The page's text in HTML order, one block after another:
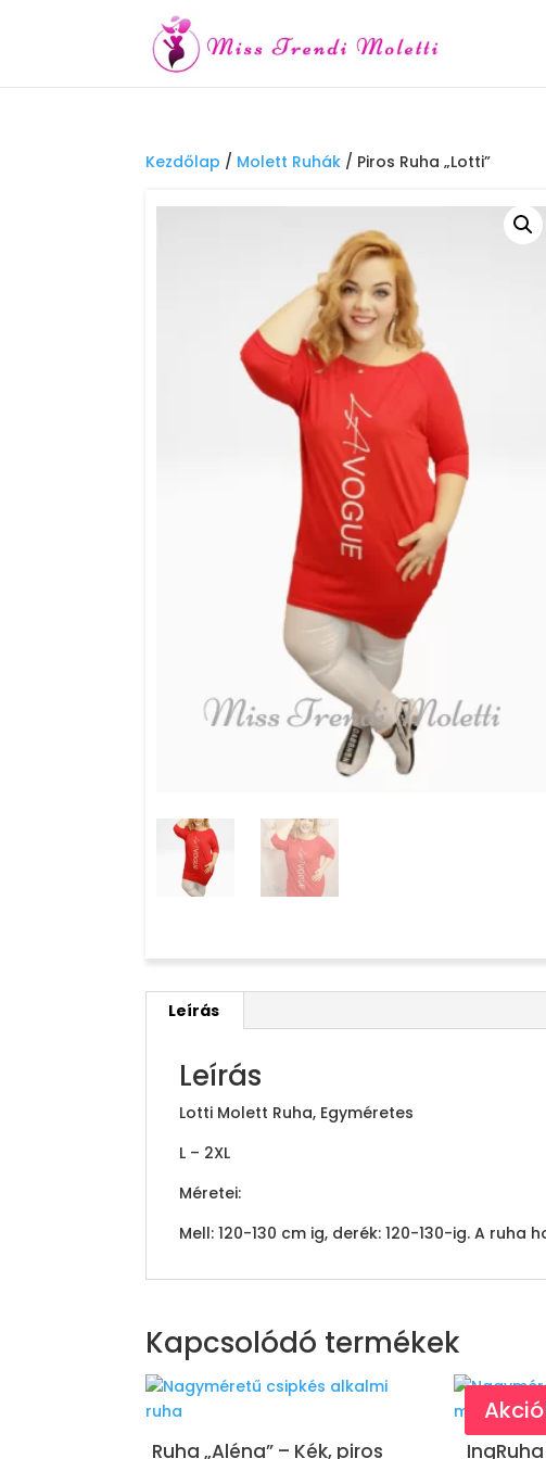
Kezdőlap / Molett Ruhák / Piros Ruha „Lotti”
Leírás
Leírás
Lotti Molett Ruha, Egyméretes
L – 2XL
Méretei:
Mell: 120-130 cm ig, derék: 120-130-ig. A ruha
Kapcsolódó termékek
Ruha „Aléna” – Kék, piros